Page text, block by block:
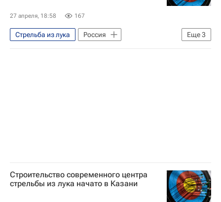
27 апреля, 18:58 167
Еще3
Стрельба из лука
Россия
Краснодар
Инна Степанова
Строительство современного центра
стрельбы из лука начато в Казани